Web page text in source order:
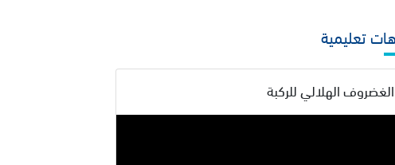
تعليمية
الهلالي للركبة